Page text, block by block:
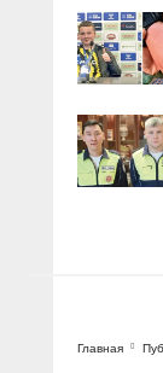
Главная